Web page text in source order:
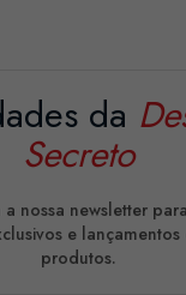
da
Secreto
a nossa newsletter
e
produtos.